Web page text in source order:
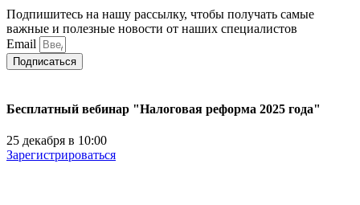
Подпишитесь на нашу рассылку, чтобы получать самые
важные и полезные новости от наших специалистов
Email
Подписаться
Бесплатный вебинар "Налоговая реформа 2025 года"
25 декабря в 10:00
Зарегистрироваться